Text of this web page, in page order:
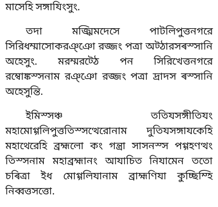
মাসেহি সঙ্গাযিংসুং.
তদা মজ্ঝিমদেসে পাটলিপুত্তনগরে
সিরিধম্মাসোকরঞ্ঞো রজ্জং পত্ৰা অট্ঠারসৰস্সানি
অহেসুং. মরম্মরট্ঠে পন সিরিখেত্তনগরে
রম্বোঙ্কস্সনাম রঞ্ঞো রজ্জং পত্ৰা দ্ৰাদস ৰস্সানি
অহেসুন্তি.
ইমিস্সঞ্চ ততিযসঙ্গীতিযং
মহামোগ্গলিপুত্ততিস্সত্থেরোনাম দুতিযসঙ্গাযকেহি
মহাথেরেহি ব্রহ্মলো কং গন্ত্ৰা সাসনস্স পগ্গহণত্থং
তিস্সনাম মহাব্রহ্মানং আযাচিত নিযামেন ততো
চৰিত্ৰা ইধ মোগ্গলিযানাম ব্রাহ্মণিযা কুচ্ছিম্হি
নিব্বত্তসত্তো.